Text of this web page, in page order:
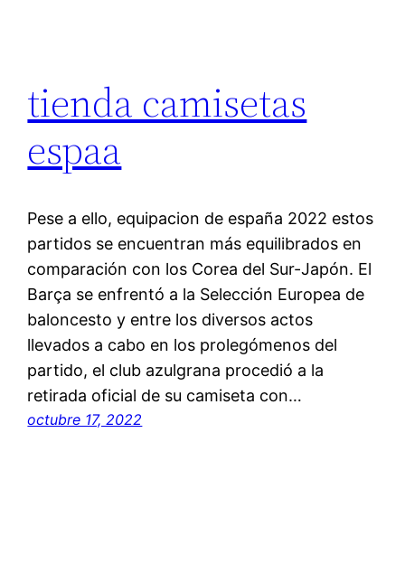
tienda camisetas
espaa
Pese a ello, equipacion de españa 2022 estos
partidos se encuentran más equilibrados en
comparación con los Corea del Sur-Japón. El
Barça se enfrentó a la Selección Europea de
baloncesto y entre los diversos actos
llevados a cabo en los prolegómenos del
partido, el club azulgrana procedió a la
retirada oficial de su camiseta con…
octubre 17, 2022